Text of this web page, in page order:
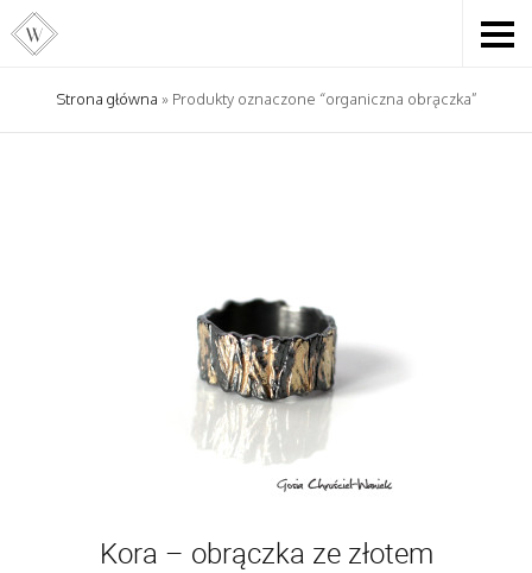
Strona główna » Produkty oznaczone “organiczna obrączka”
Kora – obrączka ze złotem